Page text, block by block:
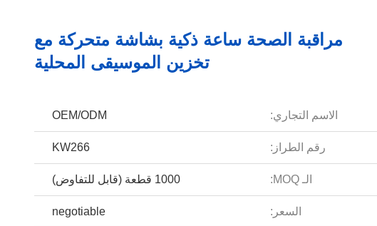
مراقبة الصحة ساعة ذكية بشاشة متحركة مع
تخزين الموسيقى المحلية
الاسم التجاري: OEM/ODM
رقم الطراز: KW266
الـ MOQ: 1000 قطعة (قابل للتفاوض)
السعر: negotiable